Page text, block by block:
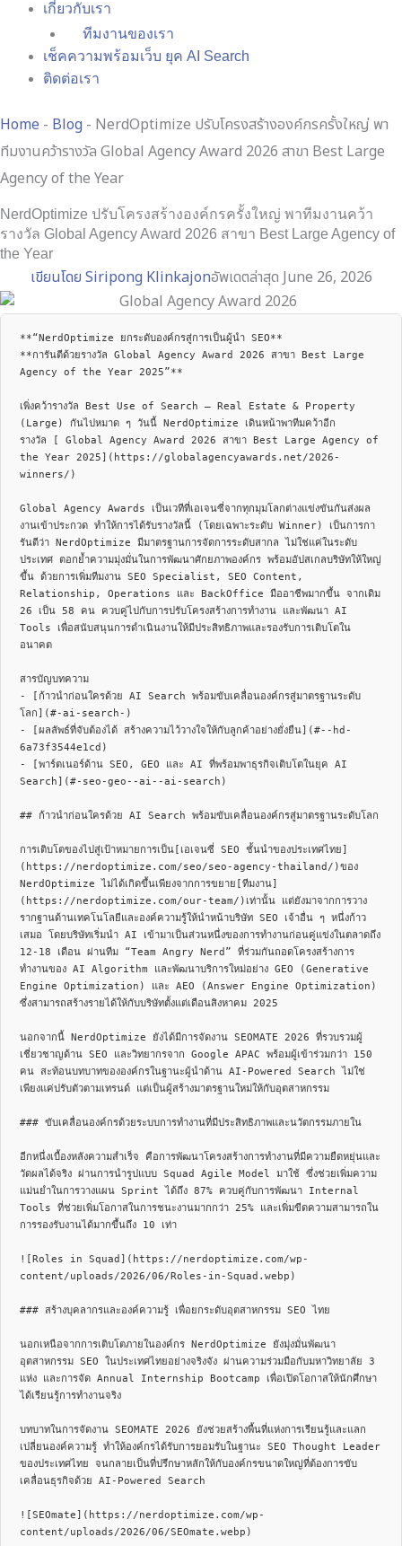
เกี่ยวกับเรา
ทีมงานของเรา
เช็คความพร้อมเว็บ ยุค AI Search
ติดต่อเรา
Home - Blog - NerdOptimize ปรับโครงสร้างองค์กรครั้งใหญ่ พา
ทีมงานคว้ารางวัล Global Agency Award 2026 สาขา Best Large
Agency of the Year
NerdOptimize ปรับโครงสร้างองค์กรครั้งใหญ่ พาทีมงานคว้า
รางวัล Global Agency Award 2026 สาขา Best Large Agency of
the Year
เขียนโดย Siripong Klinkajonอัพเดตล่าสุด June 26, 2026
**“NerdOptimize ยกระดับองค์กรสู่การเป็นผู้นำ SEO**
**การันตีด้วยรางวัล Global Agency Award 2026 สาขา Best Large
Agency of the Year 2025”**
เพิ่งคว้ารางวัล Best Use of Search – Real Estate & Property
(Large) กันไปหมาด ๆ วันนี้ NerdOptimize เดินหน้าพาทีมคว้าอีก
รางวัล [ Global Agency Award 2026 สาขา Best Large Agency of
the Year 2025](https://globalagencyawards.net/2026-
winners/)
Global Agency Awards เป็นเวทีที่เอเจนซี่จากทุกมุมโลกต่างแข่งขันกันส่งผล
งานเข้าประกวด ทำให้การได้รับรางวัลนี้ (โดยเฉพาะระดับ Winner) เป็นการกา
รันตีว่า NerdOptimize มีมาตรฐานการจัดการระดับสากล ไม่ใช่แค่ในระดับ
ประเทศ ตอกย้ำความมุ่งมั่นในการพัฒนาศักยภาพองค์กร พร้อมอัปสเกลบริษัทให้ใหญ่
ขึ้น ด้วยการเพิ่มทีมงาน SEO Specialist, SEO Content,
Relationship, Operations และ BackOffice มืออาชีพมากขึ้น จากเดิม
26 เป็น 58 คน ควบคู่ไปกับการปรับโครงสร้างการทำงาน และพัฒนา AI
Tools เพื่อสนับสนุนการดำเนินงานให้มีประสิทธิภาพและรองรับการเติบโตใน
อนาคต
สารบัญบทความ
- [ก้าวนำก่อนใครด้วย AI Search พร้อมขับเคลื่อนองค์กรสู่มาตรฐานระดับ
โลก](#-ai-search-)
- [ผลลัพธ์ที่จับต้องได้ สร้างความไว้วางใจให้กับลูกค้าอย่างยั่งยืน](#--hd-
6a73f3544e1cd)
- [พาร์ตเนอร์ด้าน SEO, GEO และ AI ที่พร้อมพาธุรกิจเติบโตในยุค AI
Search](#-seo-geo--ai--ai-search)
## ก้าวนำก่อนใครด้วย AI Search พร้อมขับเคลื่อนองค์กรสู่มาตรฐานระดับโลก
การเติบโตของไปสู่เป้าหมายการเป็น[เอเจนซี่ SEO ชั้นนำของประเทศไทย]
(https://nerdoptimize.com/seo/seo-agency-thailand/)ของ
NerdOptimize ไม่ได้เกิดขึ้นเพียงจากการขยาย[ทีมงาน]
(https://nerdoptimize.com/our-team/)เท่านั้น แต่ยังมาจากการวาง
รากฐานด้านเทคโนโลยีและองค์ความรู้ให้นำหน้าบริษัท SEO เจ้าอื่น ๆ หนึ่งก้าว
เสมอ โดยบริษัทเริ่มนำ AI เข้ามาเป็นส่วนหนึ่งของการทำงานก่อนคู่แข่งในตลาดถึง
12-18 เดือน ผ่านทีม “Team Angry Nerd” ที่ร่วมกันถอดโครงสร้างการ
ทำงานของ AI Algorithm และพัฒนาบริการใหม่อย่าง GEO (Generative
Engine Optimization) และ AEO (Answer Engine Optimization)
ซึ่งสามารถสร้างรายได้ให้กับบริษัทตั้งแต่เดือนสิงหาคม 2025
นอกจากนี้ NerdOptimize ยังได้มีการจัดงาน SEOMATE 2026 ที่รวบรวมผู้
เชี่ยวชาญด้าน SEO และวิทยากรจาก Google APAC พร้อมผู้เข้าร่วมกว่า 150
คน สะท้อนบทบาทขององค์กรในฐานะผู้นำด้าน AI-Powered Search ไม่ใช่
เพียงแค่ปรับตัวตามเทรนด์ แต่เป็นผู้สร้างมาตรฐานใหม่ให้กับอุตสาหกรรม
### ขับเคลื่อนองค์กรด้วยระบบการทำงานที่มีประสิทธิภาพและนวัตกรรมภายใน
อีกหนึ่งเบื้องหลังความสำเร็จ คือการพัฒนาโครงสร้างการทำงานที่มีความยืดหยุ่นและ
วัดผลได้จริง ผ่านการนำรูปแบบ Squad Agile Model มาใช้ ซึ่งช่วยเพิ่มความ
แม่นยำในการวางแผน Sprint ได้ถึง 87% ควบคู่กับการพัฒนา Internal
Tools ที่ช่วยเพิ่มโอกาสในการชนะงานมากกว่า 25% และเพิ่มขีดความสามารถใน
การรองรับงานได้มากขึ้นถึง 10 เท่า
![Roles in Squad](https://nerdoptimize.com/wp-
content/uploads/2026/06/Roles-in-Squad.webp)
### สร้างบุคลากรและองค์ความรู้ เพื่อยกระดับอุตสาหกรรม SEO ไทย
นอกเหนือจากการเติบโตภายในองค์กร NerdOptimize ยังมุ่งมั่นพัฒนา
อุตสาหกรรม SEO ในประเทศไทยอย่างจริงจัง ผ่านความร่วมมือกับมหาวิทยาลัย 3
แห่ง และการจัด Annual Internship Bootcamp เพื่อเปิดโอกาสให้นักศึกษา
ได้เรียนรู้การทำงานจริง
บทบาทในการจัดงาน SEOMATE 2026 ยังช่วยสร้างพื้นที่แห่งการเรียนรู้และแลก
เปลี่ยนองค์ความรู้ ทำให้องค์กรได้รับการยอมรับในฐานะ SEO Thought Leader
ของประเทศไทย จนกลายเป็นที่ปรึกษาหลักให้กับองค์กรขนาดใหญ่ที่ต้องการขับ
เคลื่อนธุรกิจด้วย AI-Powered Search
![SEOmate](https://nerdoptimize.com/wp-
content/uploads/2026/06/SEOmate.webp)